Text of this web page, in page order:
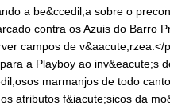
a be&ccedil;a sobre o
contra os Azuis do Barro
campos de v&aacute;rzea.</
a Playboy ao inv&eacute;s
marmanjos de todo
atributos f&iacute;sicos da